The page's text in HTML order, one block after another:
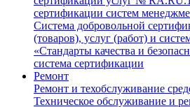
сертификации систем
Система добровольной
(товаров), услуг (работ) и
«Стандарты качества и
система сертификации
Ремонт
Ремонт и техобслуживание
Техническое обслуживание и